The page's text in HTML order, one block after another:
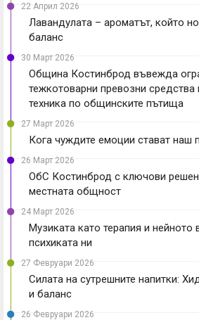
22 Април 2026
Лавандулата – ароматът, който
баланс
30 Март 2026
Община Костинброд въвежда
тежкотоварни превозни
техника по общинските пътища
27 Март 2026
Кога чуждите емоции стават наш
26 Март 2026
ОбС Костинброд с ключови
местната общност
24 Март 2026
Музиката като терапия и нейното
психиката ни
27 Февруари 2026
Силата на сутрешните напитки:
и баланс
26 Февруари 2026